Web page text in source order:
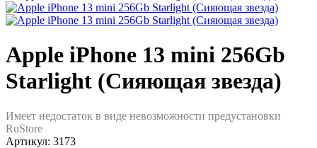
Apple iPhone 13 mini 256Gb
Starlight (Cияющая звезда)
Имеет недостаток в виде невозможности предустановки
RuStore
Артикул: 3173